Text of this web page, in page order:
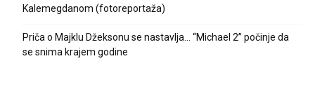
Kalemegdanom (fotoreportaža)
Priča o Majklu Džeksonu se nastavlja… “Michael 2” počinje da
se snima krajem godine